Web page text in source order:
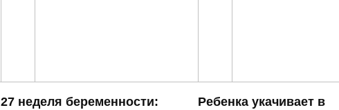
27 неделя беременности:
Ребенка укачивает в